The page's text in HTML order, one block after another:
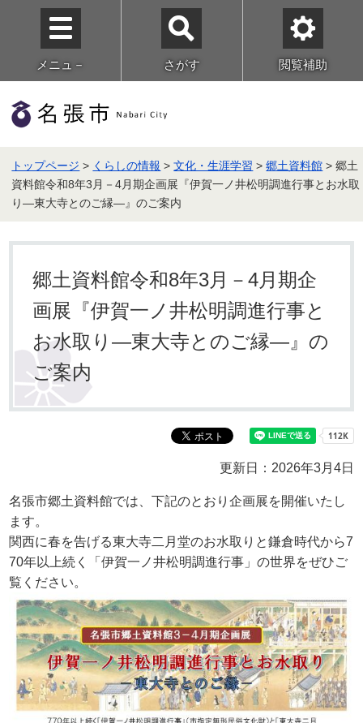
メニュ－ さがす 閲覧補助
トップページ > くらしの情報 >文化・生涯学習 >郷土資料館 > 郷土
資料館令和8年3月－4月期企画展『伊賀一ノ井松明調進行事とお水取
り―東大寺とのご縁―』のご案内
郷土資料館令和8年3月－4月期企
画展『伊賀一ノ井松明調進行事と
お水取り―東大寺とのご縁―』の
ご案内
更新日：2026年3月4日
名張市郷土資料館では、下記のとおり企画展を開催いたし
ます。
関西に春を告げる東大寺二月堂のお水取りと鎌倉時代から7
70年以上続く「伊賀一ノ井松明調進行事」の世界をぜひご
覧ください。